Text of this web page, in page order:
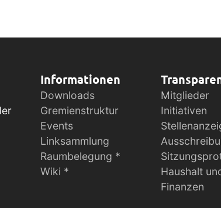
Informationen
Downloads
Gremienstruktur
Events
Linksammlung
Raumbelegung *
Wiki *
Mitglieder
Initiativen
Haushalt
Finanzen